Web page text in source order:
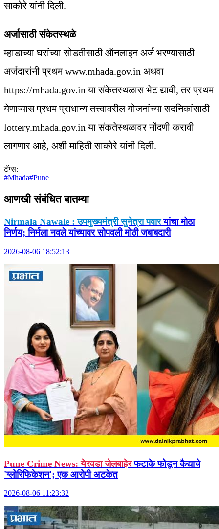
साकोरे यांनी दिली.
अर्जासाठी संकेतस्थळे
म्हाडाच्या घरांच्या सोडतीसाठी ऑनलाइन अर्ज भरण्यासाठी
अर्जदारांनी प्रथम www.mhada.gov.in अथवा
https://mhada.gov.in या संकेतस्थळास भेट द्यावी, तर प्रथम
येणाऱ्यास प्रधम प्राधान्य तत्त्वावरील योजनांच्या सदनिकांसाठी
lottery.mhada.gov.in या संकतेस्थळावर नोंदणी करावी
लागणार आहे, अशी माहिती साकोरे यांनी दिली.
टॅग्स:
#Mhada#Pune
आणखी संबंधित बातम्या
Nirmala Nawale : उपमुख्यमंत्री सुनेत्रा पवार यांचा मोठा
निर्णय; निर्मला नवले यांच्यावर सोपवली मोठी जबाबदारी
2026-08-06 18:52:13
Pune Crime News: येरवडा जेलबाहेर फटाके फोडून कैद्याचे
'ग्लोरिफिकेशन'; एक आरोपी अटकेत
2026-08-06 11:23:32